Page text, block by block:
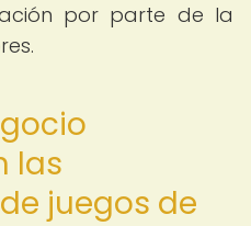
por parte de la
las
juegos de